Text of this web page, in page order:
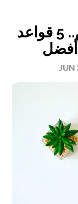
لست مشغولًا كما تظن.. 5 قواعد
أفضل
JUN